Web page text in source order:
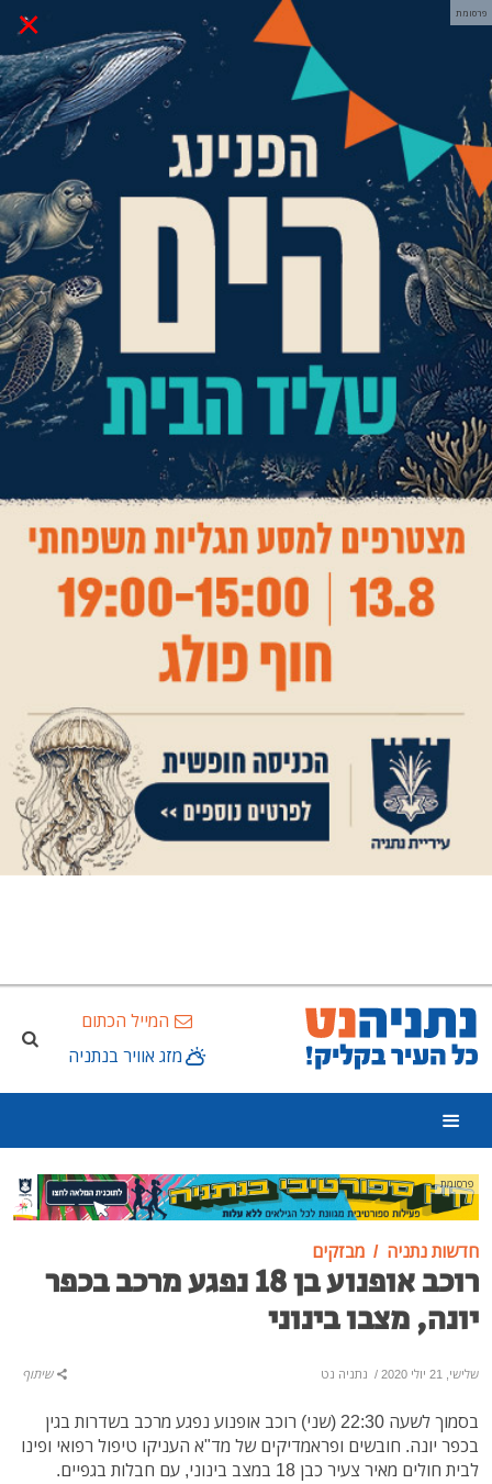
× פרסומת
המייל הכתום
מזג אוויר בנתניה
פרסומת
חדשות נתניה מבזקים
רוכב אופנוע בן 18 נפגע מרכב בכפר
יונה, מצבו בינוני
שלישי, 21 יולי 2020 / נתניה נט שיתוף
בסמוך לשעה 22:30 (שני) רוכב אופנוע נפגע מרכב בשדרות בגין
בכפר יונה. חובשים ופראמדיקים של מד"א העניקו טיפול רפואי ופינו
לבית חולים מאיר צעיר כבן 18 במצב בינוני, עם חבלות בגפיים.